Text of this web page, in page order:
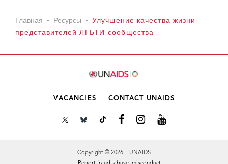
Главная Ресурсы
Улучшение качества жизни
представителей ЛГБТИ-сообщества
VACANCIES CONTACT UNAIDS
Copyright © 2026 UNAIDS